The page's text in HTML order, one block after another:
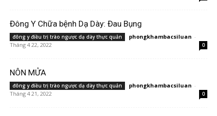
Đông Y Chữa bệnh Dạ Dày: Đau Bụng
đông y điều trị trào ngược dạ dày thực quản phongkhambacsiluan -
Tháng 4 22, 2022
0
NÔN MỬA
đông y điều trị trào ngược dạ dày thực quản phongkhambacsiluan -
Tháng 4 21, 2022
0